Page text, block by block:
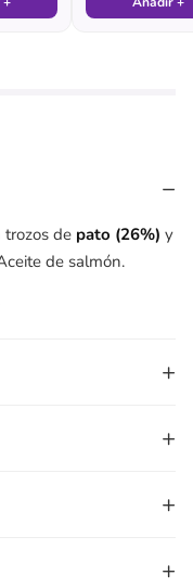
−
de pato (26%) y
de salmón.
+
+
+
+